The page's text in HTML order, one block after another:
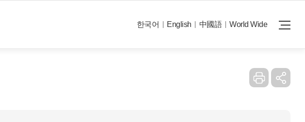
한국어 English 中國語 World Wide